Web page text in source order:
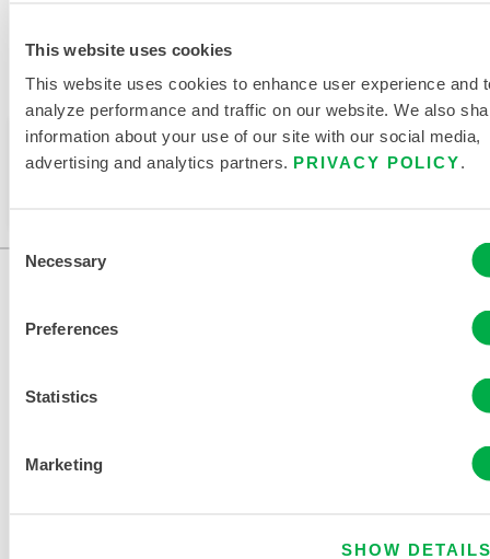
This website uses cookies
This website uses cookies to enhance user experience and
analyze performance and traffic on our website. We also
information about your use of our site with our social media,
advertising and analytics partners. PRIVACY POLICY.
Selection
Necessary
Preferences
Statistics
Marketing
SHOW
Verfügbar in diesen Verkaufsregionen: CHINA, ASIEN.
Dieses Produkt wird normalerweise nicht in Ihrer
Region verkauft. Sie können Ihre Region oben auf